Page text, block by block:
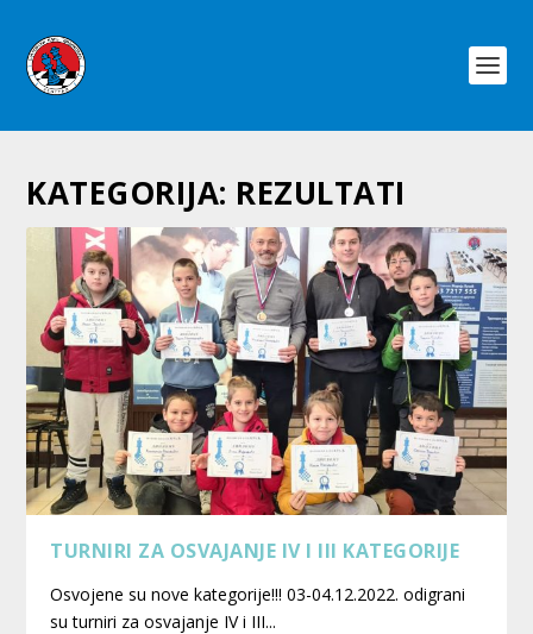
KATEGORIJA: REZULTATI
TURNIRI ZA OSVAJANJE IV I III KATEGORIJE
Osvojene su nove kategorije!!! 03-04.12.2022. odigrani
su turniri za osvajanje IV i III...